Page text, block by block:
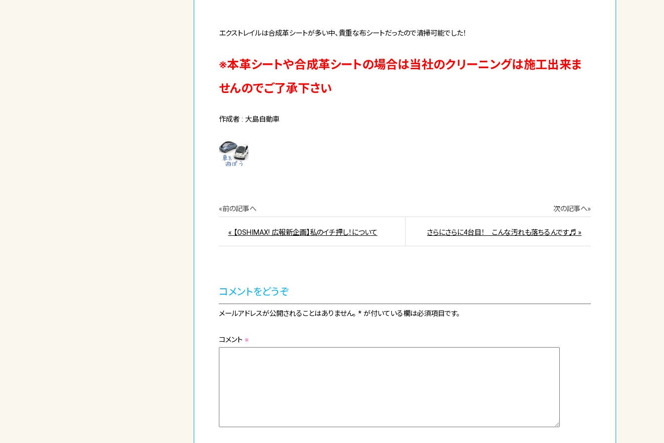
エクストレイルは合成革シートが多い中、貴重な布シートだったので清掃可能でした！
※本革シートや合成革シートの場合は当社のクリーニングは施工出来ま
せんのでご了承下さい
作成者 : 大島自動車
«前の記事へ 次の記事へ»
« 【OSHIMAX! 広報新企画】私のイチ押し！について さらにさらに4台目！ こんな汚れも落ちるんです♬ »
コメントをどうぞ
メールアドレスが公開されることはありません。 * が付いている欄は必須項目です。
コメント ※